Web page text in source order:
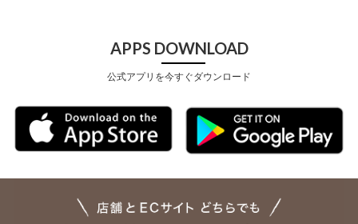
APPS DOWNLOAD
公式アプリを今すぐダウンロード